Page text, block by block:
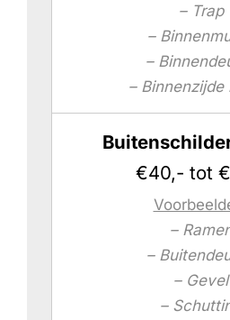
– Trap
–
–
– Binnenzijde
€40,- tot
–
–
– Gevel
–